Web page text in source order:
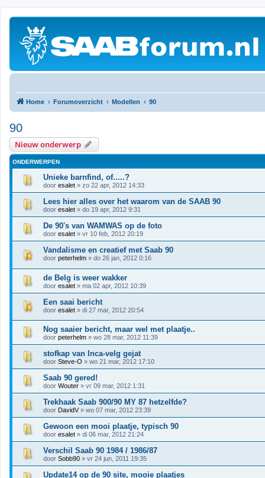
Home Forumoverzicht Modellen 90
90
Nieuw onderwerp
ONDERWERPEN
Unieke barnfind, of.....?
door esalet » zo 22 apr, 2012 14:33
Lees hier alles over het waarom van de SAAB 90
door esalet » do 19 apr, 2012 9:31
De 90's van WAMWAS op de foto
door esalet » vr 10 feb, 2012 20:19
Vandalisme en creatief met Saab 90
door peterhelm » do 26 jan, 2012 0:16
de Belg is weer wakker
door esalet » ma 02 apr, 2012 10:39
Een saai bericht
door esalet » di 27 mar, 2012 20:54
Nog saaier bericht, maar wel met plaatje..
door peterhelm » wo 28 mar, 2012 11:39
stofkap van Inca-velg gejat
door Steve-O » wo 21 mar, 2012 17:10
Saab 90 gered!
door Wouter » vr 09 mar, 2012 1:31
Trekhaak Saab 900/90 MY 87 hetzelfde?
door DavidV» wo 07 mar, 2012 23:39
Gewoon een mooi plaatje, typisch 90
door esalet » di 06 mar, 2012 21:24
Verschil Saab 90 1984 / 1986/87
door Sobb90 » vr 24 jun, 2011 19:35
Update14 op de 90 site, mooie plaatjes